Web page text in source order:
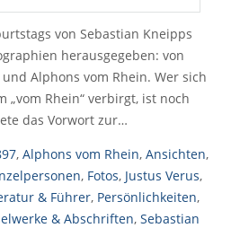
von Sebastian Kneipps
herausgegeben: von
Alphons vom Rhein. Wer sich
„vom Rhein“ verbirgt, ist noch
das Vorwort zur…
, Alphons vom Rhein, Ansichten,
, Fotos, Justus Verus,
& Führer, Persönlichkeiten,
& Abschriften, Sebastian